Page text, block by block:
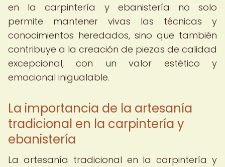
en la carpintería y ebanistería no solo
permite mantener vivas las técnicas y
conocimientos heredados, sino que también
contribuye a la creación de piezas de calidad
excepcional, con un valor estético y
emocional inigualable.
La importancia de la artesanía
tradicional en la carpintería y
ebanistería
La artesanía tradicional en la carpintería y